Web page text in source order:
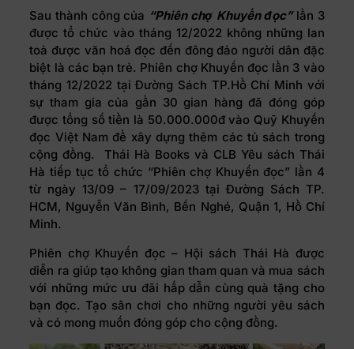
Sau thành công của “Phiên chợ Khuyến đọc”lần 3
được tổ chức vào tháng 12/2022 không những lan
toả được văn hoá đọc đến đông đảo người dân đặc
biệt là các bạn trẻ. Phiên chợ Khuyến đọc lần 3 vào
tháng 12/2022 tại Đường Sách TP.Hồ Chí Minh với
sự tham gia của gần 30 gian hàng đã đóng góp
được tổng số tiền là 50.000.000đ vào Quỹ Khuyến
đọc Việt Nam để xây dựng thêm các tủ sách trong
cộng đồng. Thái Hà Books và CLB Yêu sách Thái
Hà tiếp tục tổ chức “Phiên chợ Khuyến đọc” lần 4
từ ngày 13/09 – 17/09/2023 tại Đường Sách TP.
HCM, Nguyễn Văn Bình, Bến Nghé, Quận 1, Hồ Chí
Minh.
Phiên chợ Khuyến đọc – Hội sách Thái Hà được
diễn ra giúp tạo không gian tham quan và mua sách
với những mức ưu đãi hấp dẫn cùng quà tặng cho
bạn đọc. Tạo sân chơi cho những người yêu sách
và có mong muốn đóng góp cho cộng đồng.